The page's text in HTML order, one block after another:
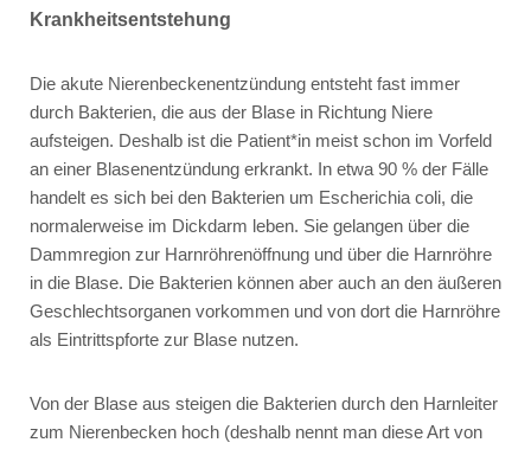
Krankheitsentstehung
Die akute Nierenbeckenentzündung entsteht fast immer
durch Bakterien, die aus der Blase in Richtung Niere
aufsteigen. Deshalb ist die Patient*in meist schon im Vorfeld
an einer Blasenentzündung erkrankt. In etwa 90 % der Fälle
handelt es sich bei den Bakterien um Escherichia coli, die
normalerweise im Dickdarm leben. Sie gelangen über die
Dammregion zur Harnröhrenöffnung und über die Harnröhre
in die Blase. Die Bakterien können aber auch an den äußeren
Geschlechtsorganen vorkommen und von dort die Harnröhre
als Eintrittspforte zur Blase nutzen.
Von der Blase aus steigen die Bakterien durch den Harnleiter
zum Nierenbecken hoch (deshalb nennt man diese Art von